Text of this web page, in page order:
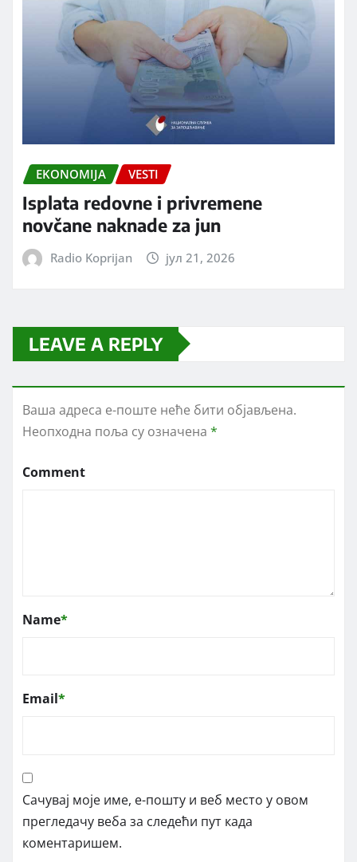
EKONOMIJA VESTI
Isplata redovne i privremene
novčane naknade za jun
Radio Koprijan јул 21, 2026
LEAVE A REPLY
Ваша адреса е-поште неће бити објављена.
Неопходна поља су означена *
Comment
Name*
Email*
Сачувај моје име, е-пошту и веб место у овом
прегледачу веба за следећи пут када
коментаришем.